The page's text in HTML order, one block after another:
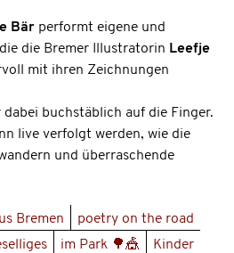
Bär performt eigene und
die Bremer Illustratorin Leefje
mit ihren Zeichnungen
buchstäblich auf die Finger.
live verfolgt werden, wie die
und überraschende
Bremen
poetry on the road
im Park 🌳🎪 Kinder